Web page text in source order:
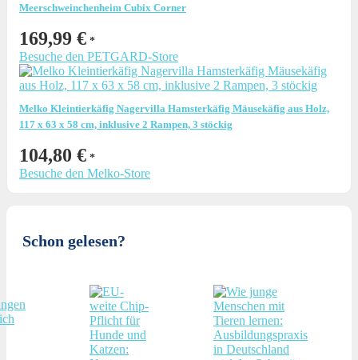
Meerschweinchenheim Cubix Corner
169,99 €
Besuche den PETGARD-Store
Melko Kleintierkäfig Nagervilla Hamsterkäfig Mäusekäfig aus Holz,
117 x 63 x 58 cm, inklusive 2 Rampen, 3 stöckig
104,80 €
Besuche den Melko-Store
Schon gelesen?